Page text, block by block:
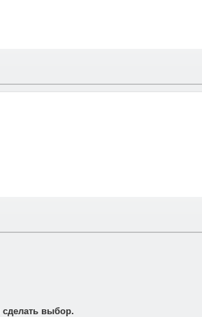
и предупреждаем за час до приезда.
почте для его оплаты в банке
сделать выбор.